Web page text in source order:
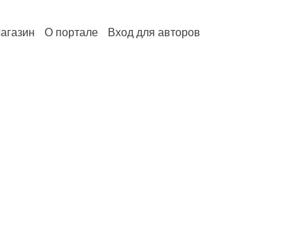
О портале Вход для авторов